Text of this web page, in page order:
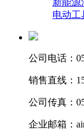
电动工
公司电话：
销售直线：
公司传真：
企业邮箱：